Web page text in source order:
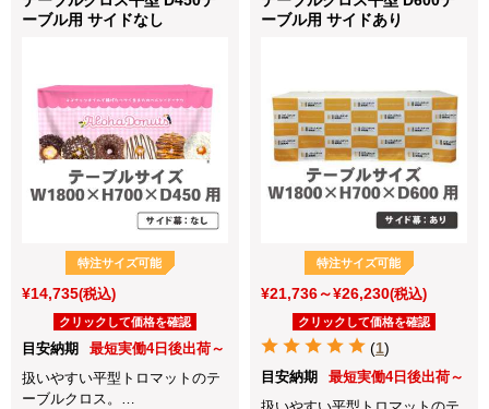
天板と前面をカバーするシンプ
ルな前掛けタイプのテーブルク
ーブル用 サイドなし
特注サイズ可能
¥14,735(税込)
クリックして価格を確認
目安納期
最短実働4日後出荷～
扱いやすい平型トロマットのテ
ーブルクロス。
ーブル用 サイドあり
特注サイズ可能
¥21,736～¥26,230(税込)
クリックして価格を確認
(1)
目安納期
最短実働4日後出荷～